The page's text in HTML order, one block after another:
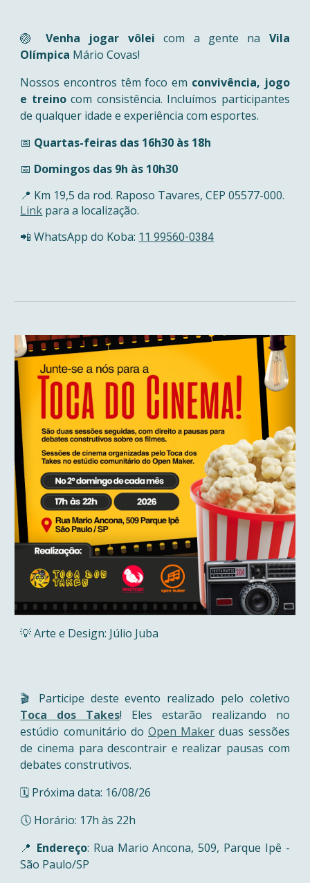
🏐Venha jogar vôlei com a gente na Vila
Olímpica Mário Covas!
Nossos encontros têm foco em convivência, jogo
e treinocom consistência. Incluímos participantes
de qualquer idade e experiência com esportes.
📅 Quartas-feiras das 16h30 às 18h
📅 Domingos das 9h às 10h30
📍 Km 19,5 da rod. Raposo Tavares, CEP 05577-000.
Link para a localização.
📲 WhatsApp do Koba: 11 99560-0384
💡 Arte e Design: Júlio Juba
🎬 Participe deste evento realizado pelo coletivo
Toca dos Takes! Eles estarão realizando no
estúdio comunitário do Open Maker duas sessões
de cinema para descontrair e realizar pausas com
debates construtivos.
🗓️ Próxima data: 16/08/26
🕔 Horário: 17h às 22h
📍 Endereço: Rua Mario Ancona, 509, Parque Ipê -
São Paulo/SP